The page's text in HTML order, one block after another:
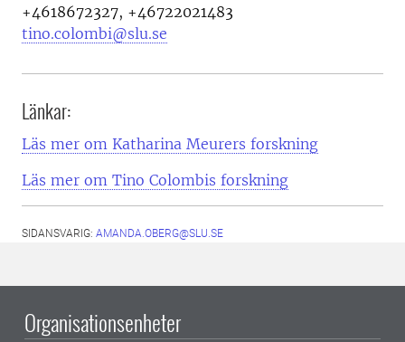
+4618672327, +46722021483
tino.colombi@slu.se
Länkar:
Läs mer om Katharina Meurers forskning
Läs mer om Tino Colombis forskning
SIDANSVARIG: AMANDA.OBERG@SLU.SE
Organisationsenheter